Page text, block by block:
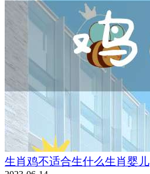
生肖鸡不适合生什么生肖婴儿